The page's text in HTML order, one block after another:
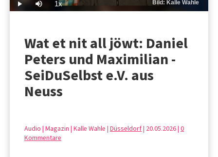
Play Mute 1xPlayback
Rate
Bild: Kalle Wahle
Wat et nit all jöwt: Daniel
Peters und Maximilian -
SeiDuSelbst e.V. aus
Neuss
Audio | Magazin | Kalle Wahle | Düsseldorf| 20.05.2026 | 0
Kommentare